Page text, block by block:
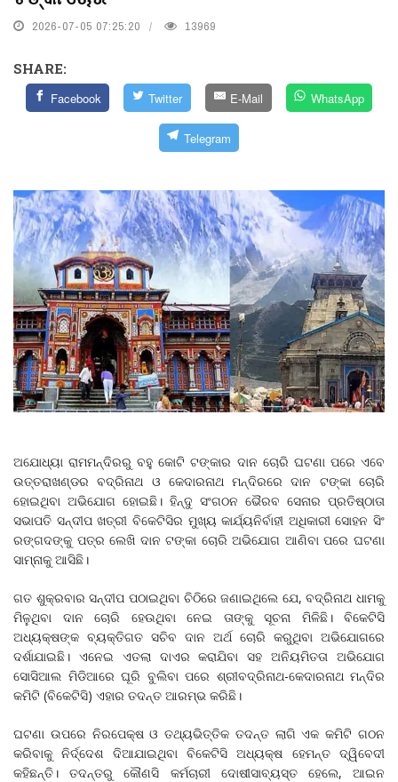
2026-07-05 07:25:20 13969
SHARE:
Facebook Twitter E-Mail WhatsApp
Telegram
ଅଯୋଧ୍ୟା ରାମମନ୍ଦିରରୁ ବହୁ କୋଟି ଟଙ୍କାର ଦାନ ଚୋରି ଘଟଣା ପରେ ଏବେ
ଉତ୍ତରାଖଣ୍ଡର ବଦ୍ରିନାଥ ଓ କେଦାରନାଥ ମନ୍ଦିରରେ ଦାନ ଟଙ୍କା ଚୋରି
ହୋଇଥିବା ଅଭିଯୋଗ ହୋଇଛି। ହିନ୍ଦୁ ସଂଗଠନ ଭୈରବ ସେନାର ପ୍ରତିଷ୍ଠାତା
ସଭାପତି ସନ୍ଦୀପ ଖତ୍ରୀ ବିକେଟିସିର ମୁଖ୍ୟ କାର୍ଯ୍ୟନିର୍ବାହୀ ଅଧିକାରୀ ସୋହନ ସିଂ
ରଙ୍ଗଦଙ୍କୁ ପତ୍ର ଲେଖି ଦାନ ଟଙ୍କା ଚୋରି ଅଭିଯୋଗ ଆଣିବା ପରେ ଘଟଣା
ସାମ୍‌ନାକୁ ଆସିଛି।
ଗତ ଶୁକ୍ରବାର ସନ୍ଦୀପ ପଠାଇଥିବା ଚିଠିରେ ଜଣାଇଥିଲେ ଯେ, ବଦ୍ରିନାଥ ଧାମକୁ
ମିଳୁଥିବା ଦାନ ଚୋରି ହେଉଥିବା ନେଇ ତାଙ୍କୁ ସୂଚନା ମିଳିଛି। ବିକେଟିସି
ଅଧ୍ୟକ୍ଷଙ୍କ ବ୍ୟକ୍ତିଗତ ସଚିବ ଦାନ ଅର୍ଥ ଚୋରି କରୁଥିବା ଅଭିଯୋଗରେ
ଦର୍ଶାଯାଇଛି। ଏନେଇ ଏତଲା ଦାଏର କରାଯିବା ସହ ଅନିୟମିତତା ଅଭିଯୋଗ
ସୋସିଆଲ ମିଡିଆରେ ଘୂରି ବୁଲିବା ପରେ ଶ୍ରୀବଦ୍ରିନାଥ-କେଦାରନାଥ ମନ୍ଦିର
କମିଟି (ବିକେଟିସି) ଏହାର ତଦନ୍ତ ଆରମ୍ଭ କରିଛି।
ଘଟଣା ଉପରେ ନିରପେକ୍ଷ ଓ ତଥ୍ୟଭିତ୍ତିକ ତଦନ୍ତ ଲାଗି ଏକ କମିଟି ଗଠନ
କରିବାକୁ ନିର୍ଦ୍ଦେଶ ଦିଆଯାଇଥିବା ବିକେଟିସି ଅଧ୍ୟକ୍ଷ ହେମନ୍ତ ଦ୍ୱିବେଦୀ
କହିଛନ୍ତି। ତଦନ୍ତରୁ କୌଣସି କର୍ମଚାରୀ ଦୋଷୀସାବ୍ୟସ୍ତ ହେଲେ, ଆଇନ